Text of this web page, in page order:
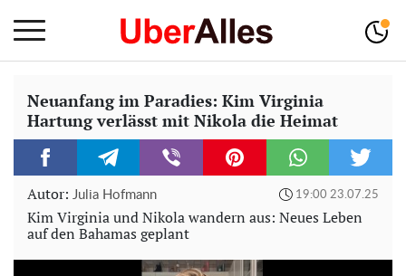
Neuanfang im Paradies: Kim Virginia
Hartung verlässt mit Nikola die Heimat
Autor: Julia Hofmann 19:00 23.07.25
Kim Virginia und Nikola wandern aus: Neues Leben
auf den Bahamas geplant